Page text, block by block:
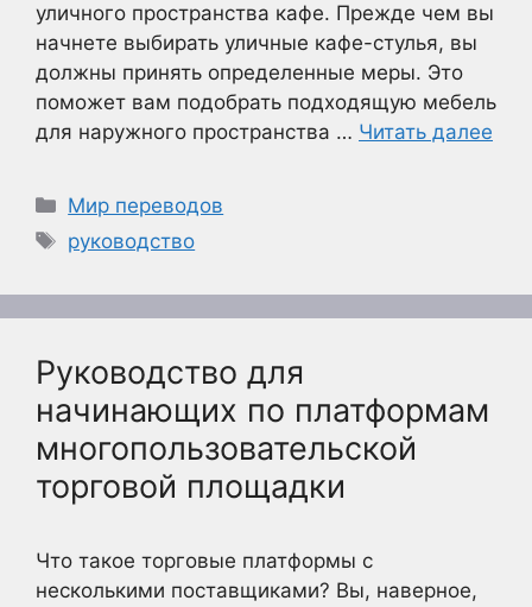
уличного пространства кафе. Прежде чем вы
начнете выбирать уличные кафе-стулья, вы
должны принять определенные меры. Это
поможет вам подобрать подходящую мебель
для наружного пространства … Читать далее
Рубрики
Мир переводов
Метки
руководство
Руководство для
начинающих по платформам
многопользовательской
торговой площадки
Что такое торговые платформы с
несколькими поставщиками? Вы, наверное,